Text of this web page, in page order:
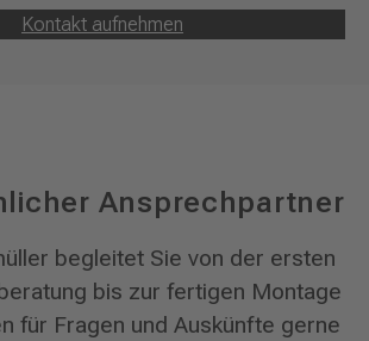
Kontakt aufnehmen
Ansprechpartner
begleitet Sie von der ersten
bis zur fertigen Montage
für Fragen und Auskünfte gerne